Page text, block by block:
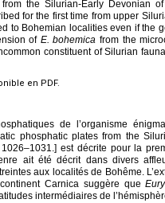
the Silurian-Early Devonian
for the first time from upper
to Bohemian localities even if the
of E. bohemica from the
constituent of Silurian
en PDF.
de l’organisme
phosphatic plates from the
est décrite pour la
ait été décrit dans divers
aux localités de Bohême.
Carnica suggère que
intermédiaires de